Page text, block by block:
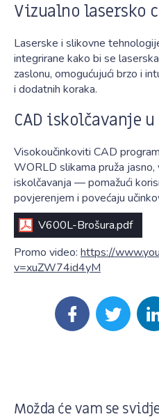
Vizualno lasersko
Laserske i slikovne
integrirane kako bi se
zaslonu, omogućujući brzo i
i dodatnih koraka.
CAD iskolčavanje
Visokoučinkoviti CAD
WORLD slikama pruža jasno,
iskolčavanja — pomažući
povjerenjem i povećaju
V600L-Brošura.pdf
Promo video: https://
v=xuZW74id4yM
Možda će vam se